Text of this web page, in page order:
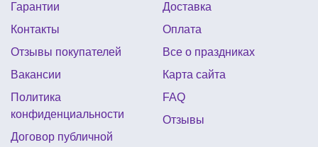
вечеринка в стиле голливуд оформление
пиратская шляпа купить киев
angry birds день рождения
товары к дню святого валентина
фанатская дудка купить
шляпа сомбреро
Гарантии
Контакты
Отзывы покупателей
Вакансии
Политика
конфиденциальности
Договор публичной
Доставка
Оплата
Все о праздниках
Карта сайта
FAQ
Отзывы